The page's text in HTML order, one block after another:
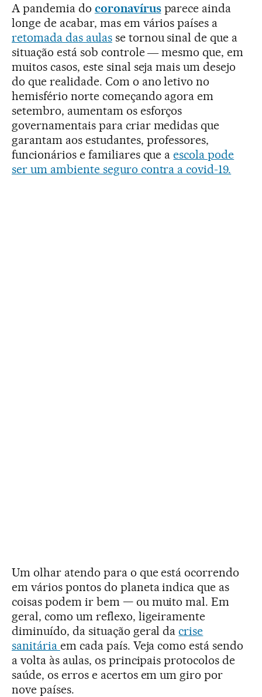
A pandemia do coronavírusparece ainda
longe de acabar, mas em vários países a
retomada das aulasse tornou sinal de que a
situação está sob controle ― mesmo que, em
muitos casos, este sinal seja mais um desejo
do que realidade. Com o ano letivo no
hemisfério norte começando agora em
setembro, aumentam os esforços
governamentais para criar medidas que
garantam aos estudantes, professores,
funcionários e familiares que aescola pode
ser um ambiente seguro contra a covid-19.
Um olhar atendo para o que está ocorrendo
em vários pontos do planeta indica que as
coisas podem ir bem — ou muito mal. Em
geral, como um reflexo, ligeiramente
diminuído, da situação geral dacrise
sanitária em cada país. Veja como está sendo
a volta às aulas, os principais protocolos de
saúde, os erros e acertos em um giro por
nove países.